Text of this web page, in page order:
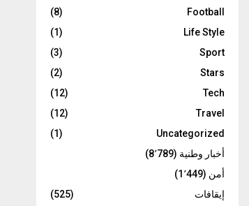
Football
(8)
Life Style
(1)
Sport
(3)
Stars
(2)
Tech
(12)
Travel
(12)
Uncategorized
(1)
أخبار وطنية (8٬789)
أمن (1٬449)
إيقافات
(525)